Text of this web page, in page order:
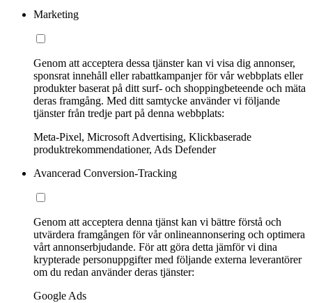
Marketing
Genom att acceptera dessa tjänster kan vi visa dig annonser,
sponsrat innehåll eller rabattkampanjer för vår webbplats eller
produkter baserat på ditt surf- och shoppingbeteende och mäta
deras framgång. Med ditt samtycke använder vi följande
tjänster från tredje part på denna webbplats:
Meta-Pixel, Microsoft Advertising, Klickbaserade
produktrekommendationer, Ads Defender
Avancerad Conversion-Tracking
Genom att acceptera denna tjänst kan vi bättre förstå och
utvärdera framgången för vår onlineannonsering och optimera
vårt annonserbjudande. För att göra detta jämför vi dina
krypterade personuppgifter med följande externa leverantörer
om du redan använder deras tjänster:
Google Ads